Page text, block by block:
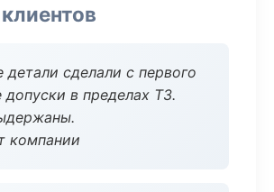
сделали с первого
допуски в пределах ТЗ.
компании